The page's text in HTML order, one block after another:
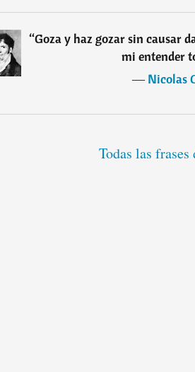
“Goza y haz gozar sin causar
mi entender
―Nicolas
Todas las